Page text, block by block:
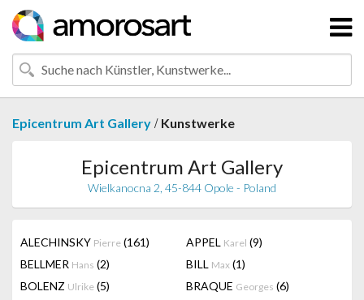
Epicentrum Art Gallery / Kunstwerke
Epicentrum Art Gallery
Wielkanocna 2, 45-844 Opole - Poland
ALECHINSKY Pierre (161) APPEL Karel (9)
BELLMER Hans (2) BILL Max (1)
BOLENZ Ulrike (5) BRAQUE Georges (6)